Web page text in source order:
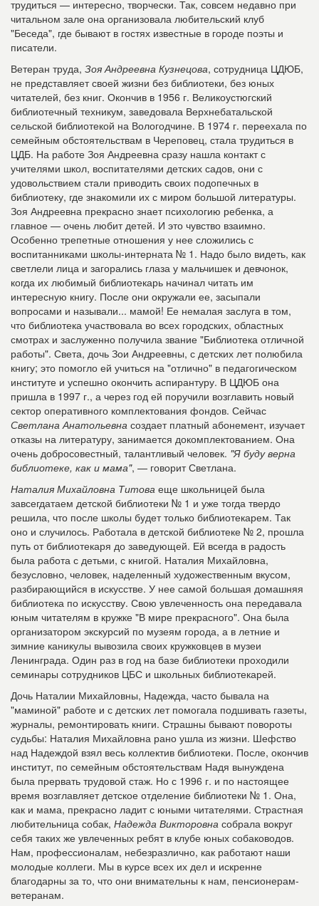
трудиться — интересно, творчески. Так, совсем недавно при
читальном зале она организовала любительский клуб
"Беседа", где бывают в гостях известные в городе поэты и
писатели.
Ветеран труда, Зоя Андреевна Кузнецова, сотрудница ЦДЮБ,
не представляет своей жизни без библиотеки, без юных
читателей, без книг. Окончив в 1956 г. Великоустюгский
библиотечный техникум, заведовала Верхнебатальской
сельской библиотекой на Вологодчине. В 1974 г. переехала по
семейным обстоятельствам в Череповец, стала трудиться в
ЦДБ. На работе Зоя Андреевна сразу нашла контакт с
учителями школ, воспитателями детских садов, они с
удовольствием стали приводить своих подопечных в
библиотеку, где знакомили их с миром большой литературы.
Зоя Андреевна прекрасно знает психологию ребенка, а
главное — очень любит детей. И это чувство взаимно.
Особенно трепетные отношения у нее сложились с
воспитанниками школы-интерната № 1. Надо было видеть, как
светлели лица и загорались глаза у мальчишек и девчонок,
когда их любимый библиотекарь начинал читать им
интересную книгу. После они окружали ее, засыпали
вопросами и называли... мамой! Ее немалая заслуга в том,
что библиотека участвовала во всех городских, областных
смотрах и заслуженно получила звание "Библиотека отличной
работы". Света, дочь Зои Андреевны, с детских лет полюбила
книгу; это помогло ей учиться на "отлично" в педагогическом
институте и успешно окончить аспирантуру. В ЦДЮБ она
пришла в 1997 г., а через год ей поручили возглавить новый
сектор оперативного комплектования фондов. Сейчас
Светлана Анатольевна создает платный абонемент, изучает
отказы на литературу, занимается докомплектованием. Она
очень добросовестный, талантливый человек. "Я буду верна
библиотеке, как и мама", — говорит Светлана.
Наталия Михайловна Титова еще школьницей была
завсегдатаем детской библиотеки № 1 и уже тогда твердо
решила, что после школы будет только библиотекарем. Так
оно и случилось. Работала в детской библиотеке № 2, прошла
путь от библиотекаря до заведующей. Ей всегда в радость
была работа с детьми, с книгой. Наталия Михайловна,
безусловно, человек, наделенный художественным вкусом,
разбирающийся в искусстве. У нее самой большая домашняя
библиотека по искусству. Свою увлеченность она передавала
юным читателям в кружке "В мире прекрасного". Она была
организатором экскурсий по музеям города, а в летние и
зимние каникулы вывозила своих кружковцев в музеи
Ленинграда. Один раз в год на базе библиотеки проходили
семинары сотрудников ЦБС и школьных библиотекарей.
Дочь Наталии Михайловны, Надежда, часто бывала на
"маминой" работе и с детских лет помогала подшивать газеты,
журналы, ремонтировать книги. Страшны бывают повороты
судьбы: Наталия Михайловна рано ушла из жизни. Шефство
над Надеждой взял весь коллектив библиотеки. После, окончив
институт, по семейным обстоятельствам Надя вынуждена
была прервать трудовой стаж. Но с 1996 г. и по настоящее
время возглавляет детское отделение библиотеки № 1. Она,
как и мама, прекрасно ладит с юными читателями. Страстная
любительница собак, Надежда Викторовна собрала вокруг
себя таких же увлеченных ребят в клубе юных собаководов.
Нам, профессионалам, небезразлично, как работают наши
молодые коллеги. Мы в курсе всех их дел и искренне
благодарны за то, что они внимательны к нам, пенсионерам-
ветеранам.